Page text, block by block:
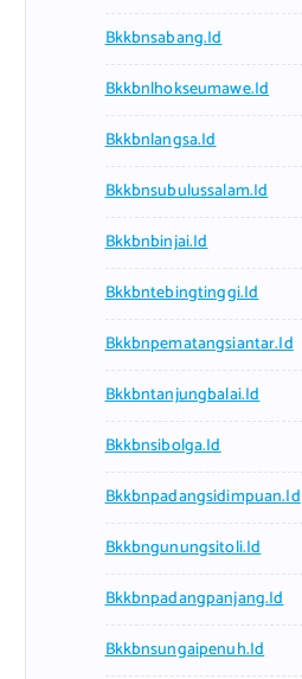
Bkkbnsabang.id
Bkkbnlhokseumawe.id
Bkkbnlangsa.id
Bkkbnsubulussalam.id
Bkkbnbinjai.id
Bkkbntebingtinggi.id
Bkkbnpematangsiantar.id
Bkkbntanjungbalai.id
Bkkbnsibolga.id
Bkkbnpadangsidimpuan.id
Bkkbngunungsitoli.id
Bkkbnpadangpanjang.id
Bkkbnsungaipenuh.id